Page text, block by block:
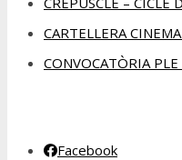
CARTELLERA
CONVOCATÒRIA
Facebook